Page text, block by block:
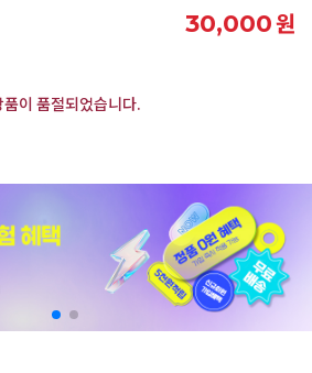
30,000원
품이 품절되었습니다.